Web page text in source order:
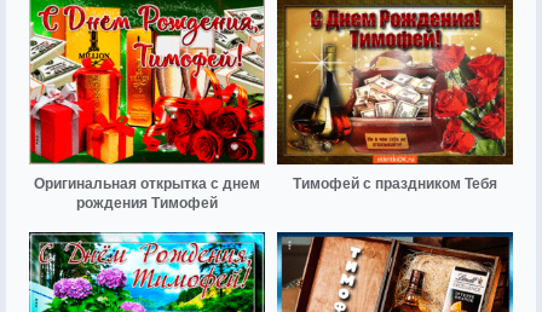
Оригинальная открытка с днем
рождения Тимофей
Тимофей с праздником Тебя